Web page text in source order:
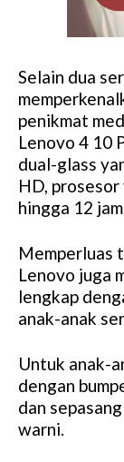
Selain dua
penikmat
Lenovo 4 10
dual-glass
HD,
hingga 12
Memperluas
Lenovo juga
lengkap
anak-anak
Untuk anak-
dengan
dan
warni.